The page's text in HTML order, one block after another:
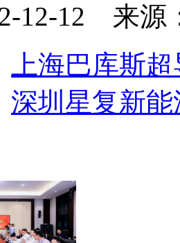
12-12 来
上海巴库斯
深圳星复新